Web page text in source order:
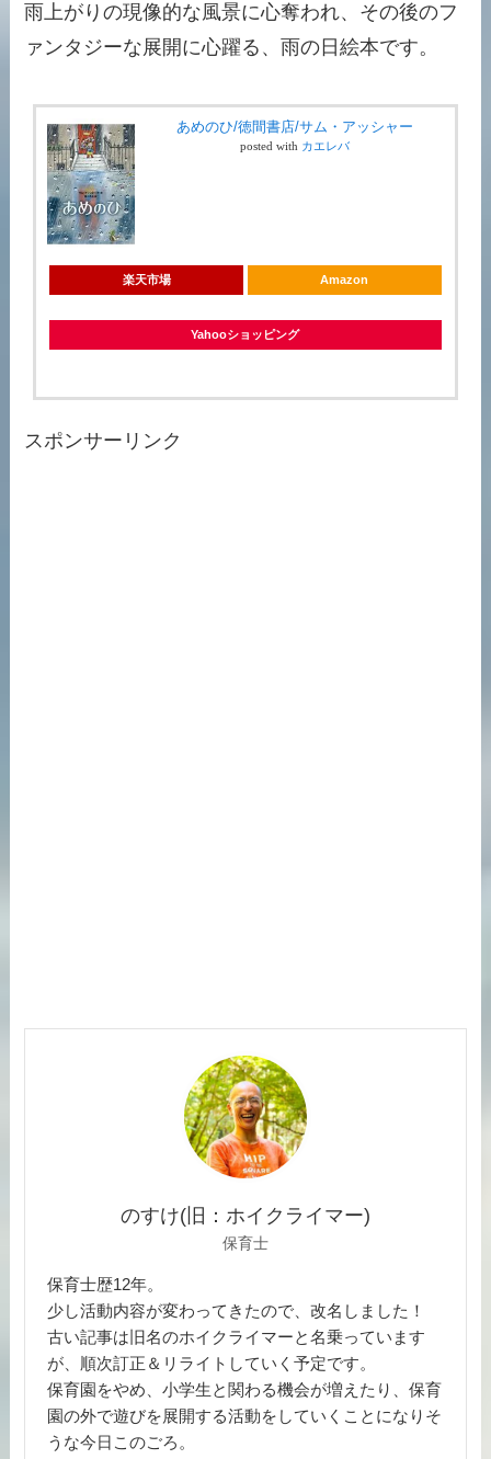
雨上がりの現像的な風景に心奪われ、その後のフ
ァンタジーな展開に心躍る、雨の日絵本です。
あめのひ/徳間書店/サム・アッシャー
posted with カエレバ
楽天市場 Amazon
Yahooショッピング
スポンサーリンク
のすけ(旧：ホイクライマー)
保育士
保育士歴12年。
少し活動内容が変わってきたので、改名しました！
古い記事は旧名のホイクライマーと名乗っています
が、順次訂正＆リライトしていく予定です。
保育園をやめ、小学生と関わる機会が増えたり、保育
園の外で遊びを展開する活動をしていくことになりそ
うな今日このごろ。